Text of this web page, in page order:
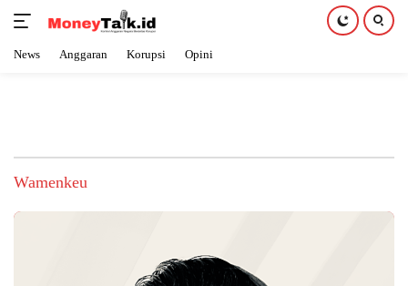
News Anggaran Korupsi Opini
Wamenkeu